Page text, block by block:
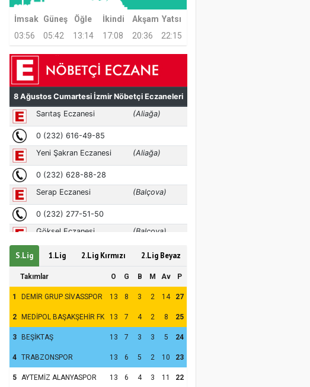
İmsak Güneş Öğle İkindi Akşam Yatsı
03:56
05:42 13:14 17:08 20:36 22:15
S.Lig 1.Lig 2.Lig Kırmızı 2.Lig Beyaz
Takımlar O G B M Av P
1 DEMİR GRUP SİVASSPOR 13 8 3 2 14 27
2 MEDİPOL BAŞAKŞEHİR FK 13 7 4 2 8 25
3 BEŞİKTAŞ 13 7 3 3 5 24
4 TRABZONSPOR 13 6 5 2 10 23
5 AYTEMİZ ALANYASPOR 13 6 4 3 11 22